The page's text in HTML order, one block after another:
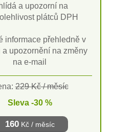
upozorní na
plátců DPH
informace přehledně v
a upozornění na změny
na e-mail
229 Kč / měsíc
Sleva -30 %
160Kč / měsíc